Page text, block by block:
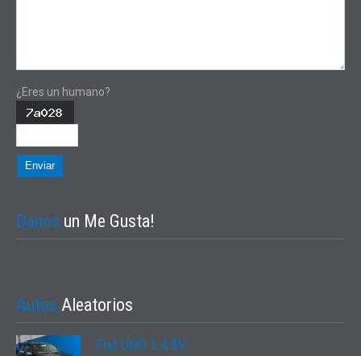
¿Eres un humano?
Enviar
Danos un Me Gusta!
Autos Aleatorios
Fiat UNO 1.4 8V